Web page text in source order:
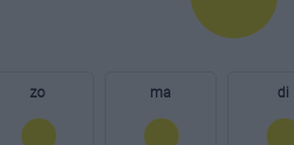
zo ma di